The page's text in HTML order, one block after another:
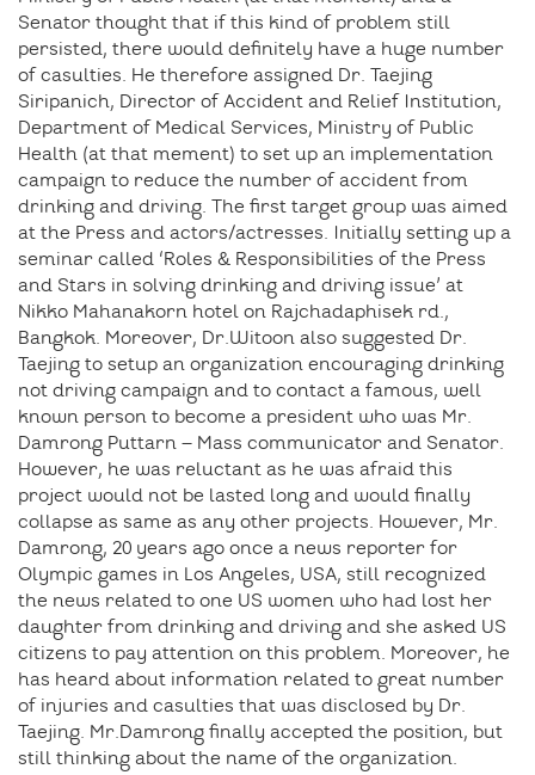
Senator thought that if this kind of problem still
persisted, there would definitely have a huge number
of casulties. He therefore assigned Dr. Taejing
Siripanich, Director of Accident and Relief Institution,
Department of Medical Services, Ministry of Public
Health (at that mement) to set up an implementation
campaign to reduce the number of accident from
drinking and driving. The first target group was aimed
at the Press and actors/actresses. Initially setting up a
seminar called ‘Roles & Responsibilities of the Press
and Stars in solving drinking and driving issue’ at
Nikko Mahanakorn hotel on Rajchadaphisek rd.,
Bangkok. Moreover, Dr.Witoon also suggested Dr.
Taejing to setup an organization encouraging drinking
not driving campaign and to contact a famous, well
known person to become a president who was Mr.
Damrong Puttarn – Mass communicator and Senator.
However, he was reluctant as he was afraid this
project would not be lasted long and would finally
collapse as same as any other projects. However, Mr.
Damrong, 20 years ago once a news reporter for
Olympic games in Los Angeles, USA, still recognized
the news related to one US women who had lost her
daughter from drinking and driving and she asked US
citizens to pay attention on this problem. Moreover, he
has heard about information related to great number
of injuries and casulties that was disclosed by Dr.
Taejing. Mr.Damrong finally accepted the position, but
still thinking about the name of the organization.